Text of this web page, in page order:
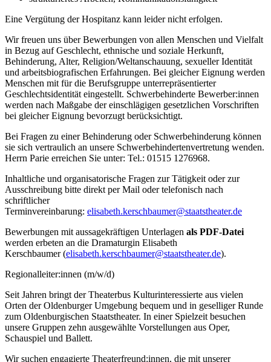
Eine Vergütung der Hospitanz kann leider nicht erfolgen.
Wir freuen uns über Bewerbungen von allen Menschen und Vielfalt
in Bezug auf Geschlecht, ethnische und soziale Herkunft,
Behinderung, Alter, Religion/Weltanschauung, sexueller Identität
und arbeitsbiografischen Erfahrungen. Bei gleicher Eignung werden
Menschen mit für die Berufsgruppe unterrepräsentierter
Geschlechtsidentität eingestellt. Schwerbehinderte Bewerber:innen
werden nach Maßgabe der einschlägigen gesetzlichen Vorschriften
bei gleicher Eignung bevorzugt berücksichtigt.
Bei Fragen zu einer Behinderung oder Schwerbehinderung können
sie sich vertraulich an unsere Schwerbehindertenvertretung wenden.
Herrn Parie erreichen Sie unter: Tel.: 01515 1276968.
Inhaltliche und organisatorische Fragen zur Tätigkeit oder zur
Ausschreibung bitte direkt per Mail oder telefonisch nach
schriftlicher
Terminvereinbarung: elisabeth.kerschbaumer@staatstheater.de
Bewerbungen mit aussagekräftigen Unterlagen als PDF-Datei
werden erbeten an die Dramaturgin Elisabeth
Kerschbaumer (elisabeth.kerschbaumer@staatstheater.de).
Regionalleiter:innen (m/w/d)
Seit Jahren bringt der Theaterbus Kulturinteressierte aus vielen
Orten der Oldenburger Umgebung bequem und in geselliger Runde
zum Oldenburgischen Staatstheater. In einer Spielzeit besuchen
unsere Gruppen zehn ausgewählte Vorstellungen aus Oper,
Schauspiel und Ballett.
Wir suchen engagierte Theaterfreund:innen, die mit unserer